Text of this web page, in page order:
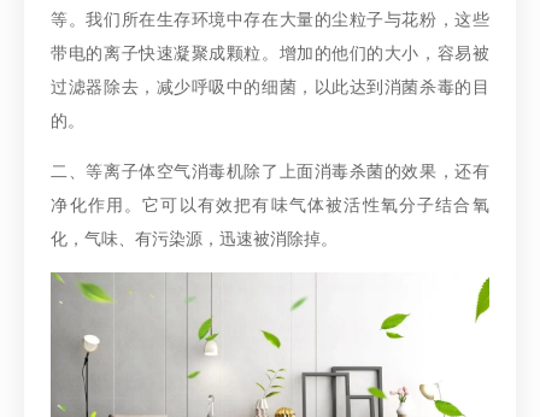
等。我们所在生存环境中存在大量的尘粒子与花粉，这些
带电的离子快速凝聚成颗粒。增加的他们的大小，容易被
过滤器除去，减少呼吸中的细菌，以此达到消菌杀毒的目
的。
二、等离子体空气消毒机除了上面消毒杀菌的效果，还有
净化作用。它可以有效把有味气体被活性氧分子结合氧
化，气味、有污染源，迅速被消除掉。